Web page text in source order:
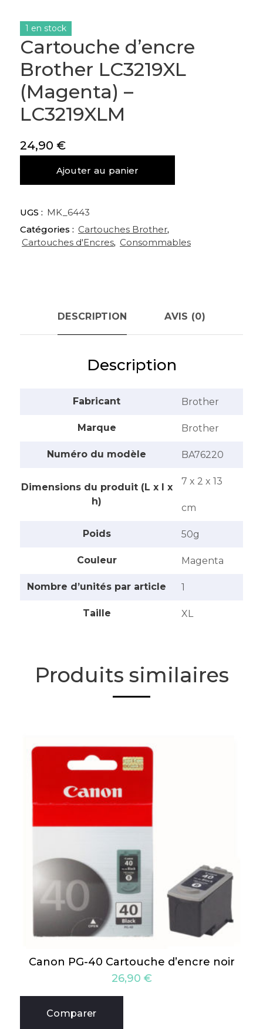
Cartouche d’encre
Brother LC3219XL
(Magenta) –
LC3219XLM
24,90 €
1 en stock
Brother
LC3219XL
(Magenta)
Ajouter au panier
UGS : MK_6443
Catégories : Cartouches Brother,
Cartouches d'Encres, Consommables
DESCRIPTION AVIS (0)
Description
Fabricant ‎Brother
Marque ‎Brother
Numéro du modèle ‎BA76220
Dimensions du produit (L x l x
h)
‎7 x 2 x 13
cm
Poids ‎50g
Couleur ‎Magenta
Nombre d’unités par article ‎1
Taille ‎XL
Produits similaires
Canon PG-40 Cartouche d’encre noir
26,90 €
Comparer